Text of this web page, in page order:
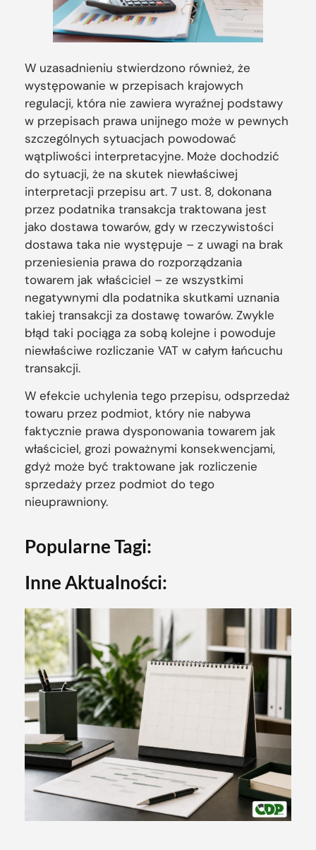
W uzasadnieniu stwierdzono również, że
występowanie w przepisach krajowych
regulacji, która nie zawiera wyraźnej podstawy
w przepisach prawa unijnego może w pewnych
szczególnych sytuacjach powodować
wątpliwości interpretacyjne. Może dochodzić
do sytuacji, że na skutek niewłaściwej
interpretacji przepisu art. 7 ust. 8, dokonana
przez podatnika transakcja traktowana jest
jako dostawa towarów, gdy w rzeczywistości
dostawa taka nie występuje – z uwagi na brak
przeniesienia prawa do rozporządzania
towarem jak właściciel – ze wszystkimi
negatywnymi dla podatnika skutkami uznania
takiej transakcji za dostawę towarów. Zwykle
błąd taki pociąga za sobą kolejne i powoduje
niewłaściwe rozliczanie VAT w całym łańcuchu
transakcji.
W efekcie uchylenia tego przepisu, odsprzedaż
towaru przez podmiot, który nie nabywa
faktycznie prawa dysponowania towarem jak
właściciel, grozi poważnymi konsekwencjami,
gdyż może być traktowane jak rozliczenie
sprzedaży przez podmiot do tego
nieuprawniony.
Popularne Tagi:
Inne Aktualności: